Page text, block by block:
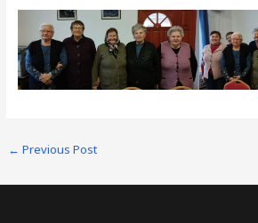
Post
← Previous Post